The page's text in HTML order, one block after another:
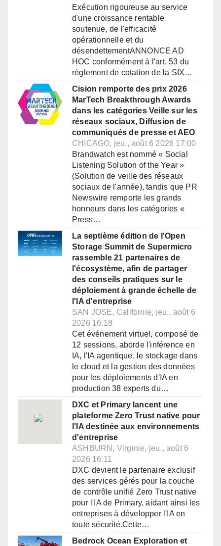
Exécution rigoureuse au service
d'une croissance rentable
soutenue, de l'efficacité
opérationnelle et du
désendettementANNONCE AD
HOC conformément à l'art. 53 du
règlement de cotation de la SIX…
Cision remporte des prix 2026
MarTech Breakthrough Awards
dans les catégories Veille sur les
réseaux sociaux, Diffusion de
communiqués de presse et AEO
CHICAGO, jeu., août 6 2026 17:00
Brandwatch est nommé « Social
Listening Solution of the Year »
(Solution de veille des réseaux
sociaux de l'année), tandis que PR
Newswire remporte les grands
honneurs dans les catégories «
Press…
La septième édition de l'Open
Storage Summit de Supermicro
rassemble 21 partenaires de
l'écosystème, afin de partager
des conseils pratiques sur le
déploiement à grande échelle de
l'IA d'entreprise
SAN JOSE, Californie, jeu., août 6
2026 16:18
Cet événement virtuel, composé de
12 sessions, aborde l'inférence en
IA, l'IA agentique, le stockage dans
le cloud et la gestion des données
pour les déploiements d'IA en
production 38 experts du…
DXC et Primary lancent une
plateforme Zero Trust native pour
l'IA destinée aux environnements
d'entreprise
ASHBURN, Virginie, jeu., août 6
2026 16:11
DXC devient le partenaire exclusif
des services gérés pour la couche
de contrôle unifié Zero Trust native
pour l'IA de Primary, aidant ainsi les
entreprises à développer l'IA en
toute sécurité.Cette…
Bedrock Ocean Exploration et